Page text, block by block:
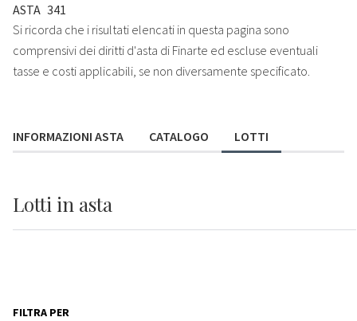
ASTA 341
Si ricorda che i risultati elencati in questa pagina sono
comprensivi dei diritti d'asta di Finarte ed escluse eventuali
tasse e costi applicabili, se non diversamente specificato.
INFORMAZIONI ASTA CATALOGO LOTTI
Lotti in asta
FILTRA PER